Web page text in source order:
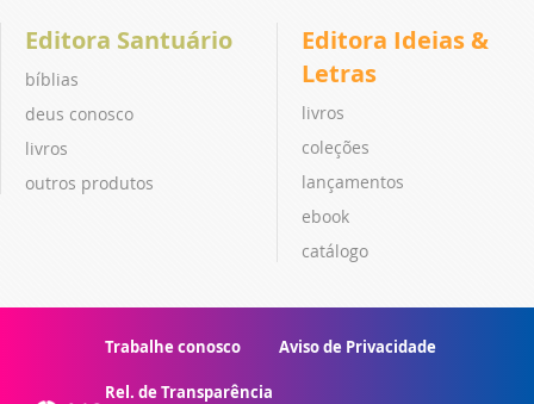
Editora Santuário
bíblias
deus conosco
livros
outros produtos
Editora Ideias &
Letras
livros
coleções
lançamentos
ebook
catálogo
Trabalhe conosco Aviso de Privacidade
Rel. de Transparência